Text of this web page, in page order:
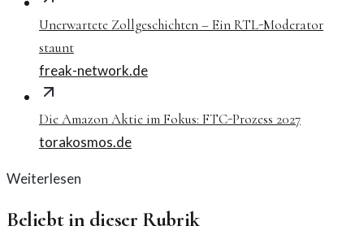
Unerwartete Zollgeschichten – Ein RTL-Moderator
staunt
freak-network.de
Die Amazon Aktie im Fokus: FTC-Prozess 2027
torakosmos.de
Weiterlesen
Beliebt in dieser Rubrik